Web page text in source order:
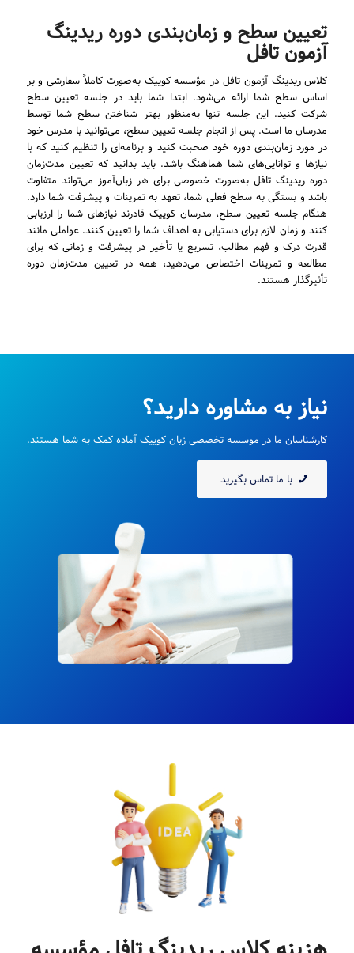
تعیین سطح و زمان‌بندی دوره ریدینگ
آزمون تافل
کلاس ریدینگ آزمون تافل در مؤسسه کوییک به‌صورت کاملاً سفارشی و بر
اساس سطح شما ارائه می‌شود. ابتدا شما باید در جلسه تعیین سطح
شرکت کنید. این جلسه تنها به‌منظور بهتر شناختن سطح شما توسط
مدرسان ما است. پس از انجام جلسه تعیین سطح، می‌توانید با مدرس خود
در مورد زمان‌بندی دوره خود صحبت کنید و برنامه‌ای را تنظیم کنید که با
نیازها و توانایی‌های شما هماهنگ باشد. باید بدانید که تعیین مدت‌زمان
دوره ریدینگ تافل به‌صورت خصوصی برای هر زبان‌آموز می‌تواند متفاوت
باشد و بستگی به سطح فعلی شما، تعهد به تمرینات و پیشرفت شما دارد.
هنگام جلسه تعیین سطح، مدرسان کوییک قادرند نیازهای شما را ارزیابی
کنند و زمان لازم برای دستیابی به اهداف شما را تعیین کنند. عواملی مانند
قدرت درک و فهم مطالب، تسریع یا تأخیر در پیشرفت و زمانی که برای
مطالعه و تمرینات اختصاص می‌دهید، همه در تعیین مدت‌زمان دوره
تأثیرگذار هستند.
نیاز به مشاوره دارید؟
کارشناسان ما در موسسه تخصصی زبان کوییک آماده کمک به شما هستند.
با ما تماس بگیرید